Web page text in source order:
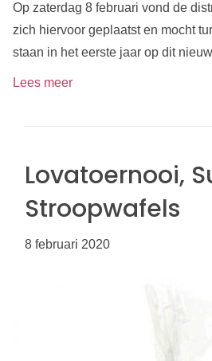
Op zaterdag 8 februari vond de
zich hiervoor geplaatst en mocht
staan in het eerste jaar op dit
Lees meer
Lovatoernooi,
Stroopwafels
8 februari 2020